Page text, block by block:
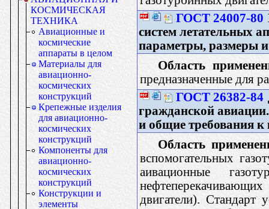
КОСМИЧЕСКАЯ
ТЕХНИКА
Авиационные и
космические
аппараты в целом
Материалы для
авиационно-
космических
конструкций
Крепежные изделия
для авиационно-
космических
конструкций
Компоненты для
авиационно-
космических
конструкций
Конструкции и
элементы
ГОСТ 24007-80
систем летательных
параметры, размеры и
Область
предназначенные для
ГОСТ 26382-84
гражданской
и общие требования
Область
вспомогательных
аивационные
двигатели). Стандарт